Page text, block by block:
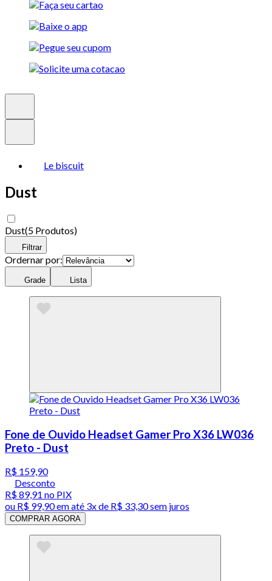
Le biscuit
Dust
Dust(5 Produtos)
Filtrar
Ordernar por:
Grade Lista
Fone de Ouvido Headset Gamer Pro X36 LW036
Preto - Dust
R$ 159,90
Desconto
R$ 89,91 no PIX
ou R$ 99,90em até 3x de R$ 33,30 sem juros
COMPRAR AGORA